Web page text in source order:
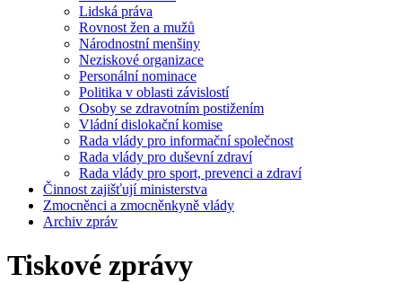
Lidská práva
Rovnost žen a mužů
Národnostní menšiny
Neziskové organizace
Personální nominace
Politika v oblasti závislostí
Osoby se zdravotním postižením
Vládní dislokační komise
Rada vlády pro informační společnost
Rada vlády pro duševní zdraví
Rada vlády pro sport, prevenci a zdraví
Činnost zajišťují ministerstva
Zmocněnci a zmocněnkyně vlády
Archiv zpráv
Tiskové zprávy